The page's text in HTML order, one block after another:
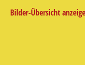
Bilder-Übersicht